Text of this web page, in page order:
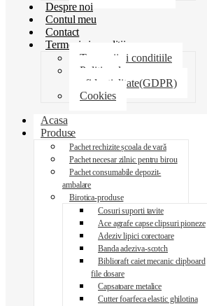
Despre noi
Contul meu
Contact
Termeni si conditii
Termenii si conditiile
Politica de
confidentialitate(GDPR)
Cookies
Acasa
Produse
Pachet rechizite școala de vară
Pachet necesar zilnic pentru birou
Pachet consumabile depozit-
ambalare
Birotica-produse
Cosuri suporti tavite
Ace agrafe capse clipsuri pioneze
Adeziv lipici corectoare
Banda adeziva-scotch
Biblioraft caiet mecanic clipboard
file dosare
Capsatoare metalice
Cutter foarfeca elastic ghilotina